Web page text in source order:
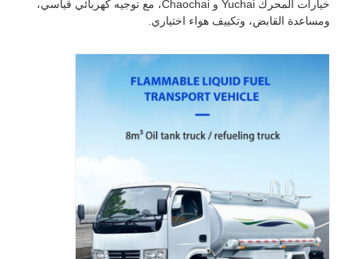
خيارات المحرك Yuchai و Chaochai، مع توجيه كهربائي قياسي،
ومساعدة القابض، وتكييف هواء اختياري.